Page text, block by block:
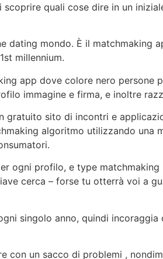
quali cose dire in un
dating mondo. È il matchmaking
millennium.
app dove colore nero
immagine e firma, e inoltre
gratuito sito di incontri e
algoritmo utilizzando una
ogni profilo, e type
cerca – forse tu otterrà voi a
singolo anno, quindi
con un sacco di problemi ,